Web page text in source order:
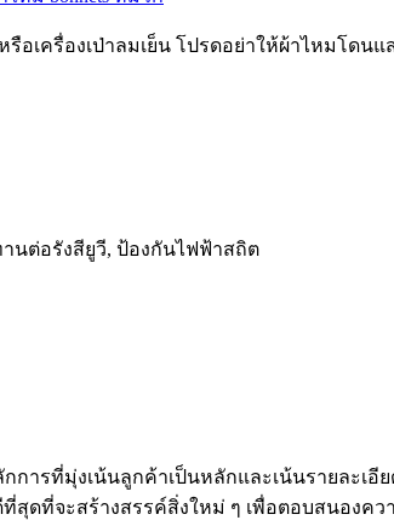
เครื่องเป่าลมเย็น โปรดอย่าให้ผ้าไหมโดน
านต่อรังสียูวี, ป้องกันไฟฟ้าสถิต
ารที่มุ่งเน้นลูกค้าเป็นหลักและเน้นรายละเอี
สุดที่จะสร้างสรรค์สิ่งใหม่ ๆ เพื่อตอบสนอง